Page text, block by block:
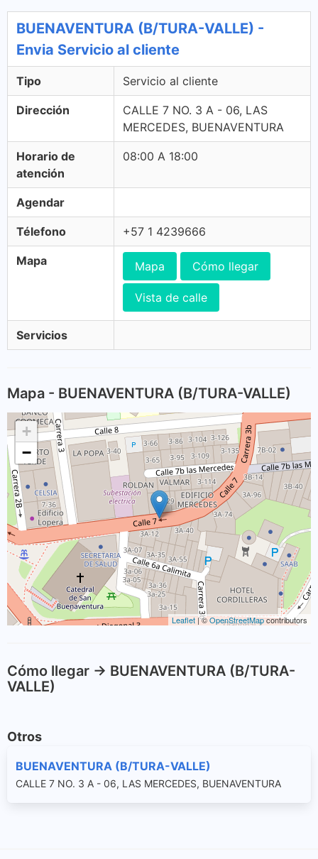
BUENAVENTURA (B/TURA-VALLE) -
Envia Servicio al cliente
Tipo Servicio al cliente
Dirección
CALLE 7 NO. 3 A - 06, LAS
MERCEDES, BUENAVENTURA
Horario de
atención
08:00 A 18:00
Agendar
Télefono +57 1 4239666
Mapa Mapa Cómo llegar
Vista de calle
Servicios
Mapa - BUENAVENTURA (B/TURA-VALLE)
+
−
Leaflet| ©OpenStreetMapcontributors
Cómo llegar -> BUENAVENTURA (B/TURA-
VALLE)
Otros
BUENAVENTURA (B/TURA-VALLE)
CALLE 7 NO. 3 A - 06, LAS MERCEDES, BUENAVENTURA